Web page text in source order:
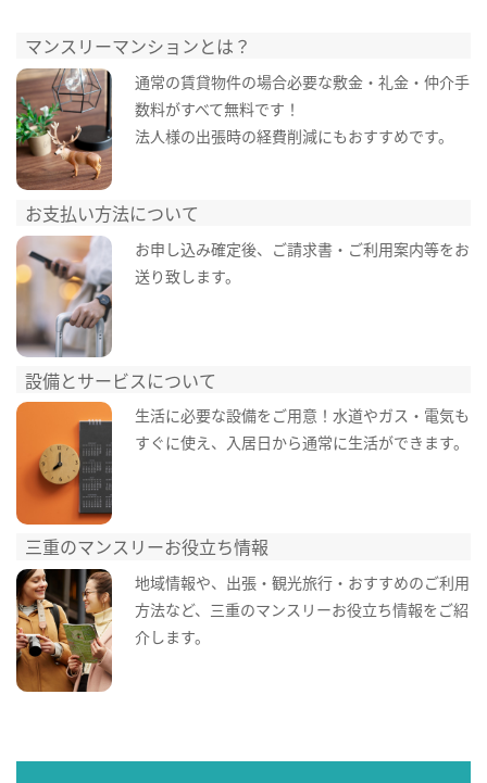
マンスリーマンションとは？
通常の賃貸物件の場合必要な敷金・礼金・仲介手
数料がすべて無料です！
法人様の出張時の経費削減にもおすすめです。
お支払い方法について
お申し込み確定後、ご請求書・ご利用案内等をお
送り致します。
設備とサービスについて
生活に必要な設備をご用意！水道やガス・電気も
すぐに使え、入居日から通常に生活ができます。
三重のマンスリーお役立ち情報
地域情報や、出張・観光旅行・おすすめのご利用
方法など、三重のマンスリーお役立ち情報をご紹
介します。